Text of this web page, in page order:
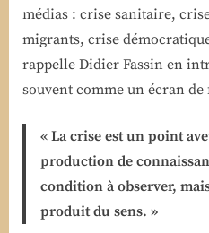
médias : crise sanitaire,
migrants, crise
rappelle Didier Fassin en
souvent comme un écran de
« La crise est un point
production de
condition à observer,
produit du sens. »